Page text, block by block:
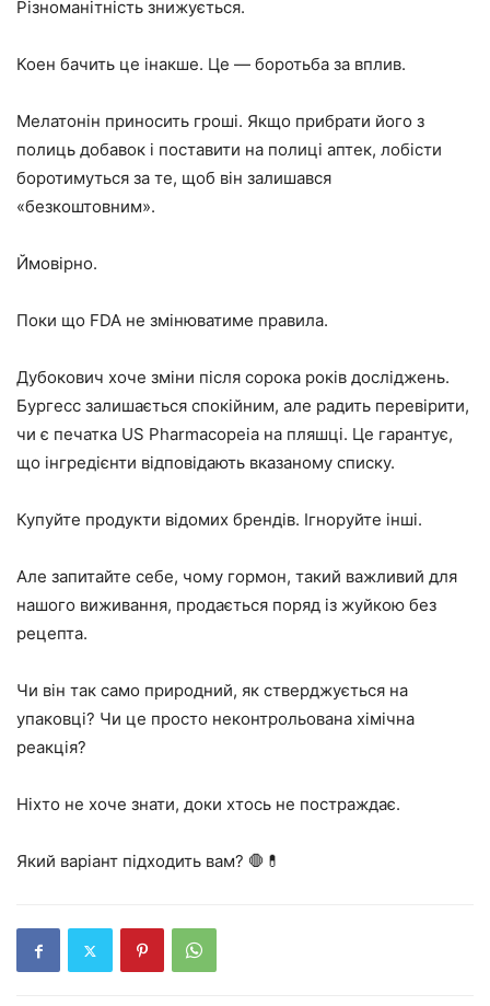
Різноманітність знижується.
Коен бачить це інакше. Це — боротьба за вплив.
Мелатонін приносить гроші. Якщо прибрати його з
полиць добавок і поставити на полиці аптек, лобісти
боротимуться за те, щоб він залишався
«безкоштовним».
Ймовірно.
Поки що FDA не змінюватиме правила.
Дубокович хоче зміни після сорока років досліджень.
Бургесс залишається спокійним, але радить перевірити,
чи є печатка US Pharmacopeia на пляшці. Це гарантує,
що інгредієнти відповідають вказаному списку.
Купуйте продукти відомих брендів. Ігноруйте інші.
Але запитайте себе, чому гормон, такий важливий для
нашого виживання, продається поряд із жуйкою без
рецепта.
Чи він так само природний, як стверджується на
упаковці? Чи це просто неконтрольована хімічна
реакція?
Ніхто не хоче знати, доки хтось не постраждає.
Який варіант підходить вам? 🛑💊